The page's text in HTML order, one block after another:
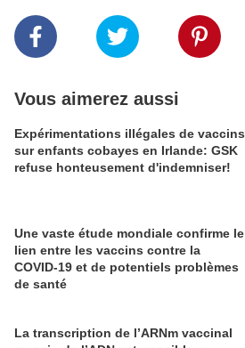
Vous aimerez aussi
Expérimentations illégales de vaccins
sur enfants cobayes en Irlande: GSK
refuse honteusement d'indemniser!
Une vaste étude mondiale confirme le
lien entre les vaccins contre la
COVID-19 et de potentiels problèmes
de santé
La transcription de l’ARNm vaccinal